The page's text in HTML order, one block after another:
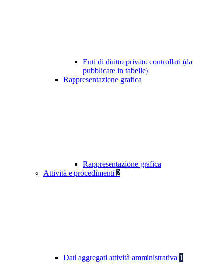
Enti di diritto privato controllati (da
pubblicare in tabelle)
Rappresentazione grafica
Rappresentazione grafica
Attività e procedimenti 2
Dati aggregati attività amministrativa 1